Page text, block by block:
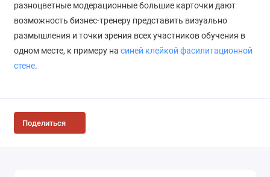
разноцветные модерационные большие карточки дают
возможность бизнес-тренеру представить визуально
размышления и точки зрения всех участников обучения в
одном месте, к примеру на синей клейкой фасилитационной
стене.
Поделиться